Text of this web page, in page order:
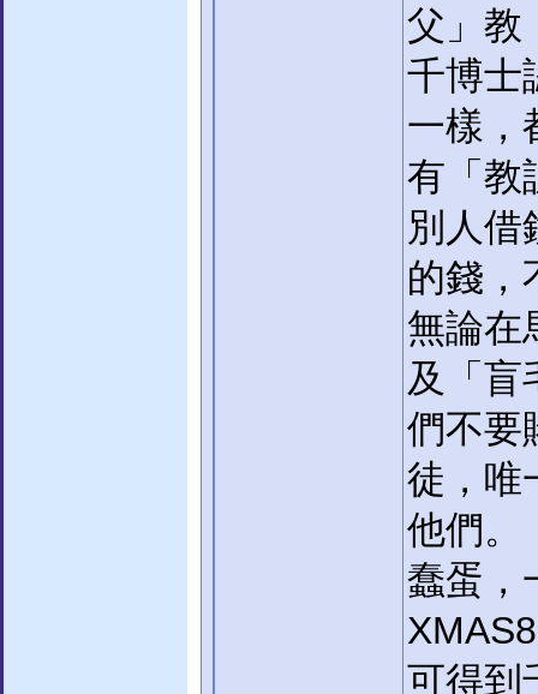
父」教
千博士
一樣，
有「教
別人借
的錢，
無論在
及「盲
們不要
徒，唯
他們。
蠢蛋，
可得到